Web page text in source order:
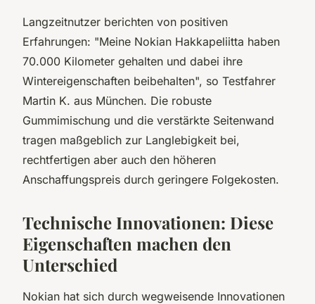
Langzeitnutzer berichten von positiven
Erfahrungen: "Meine Nokian Hakkapeliitta haben
70.000 Kilometer gehalten und dabei ihre
Wintereigenschaften beibehalten", so Testfahrer
Martin K. aus München. Die robuste
Gummimischung und die verstärkte Seitenwand
tragen maßgeblich zur Langlebigkeit bei,
rechtfertigen aber auch den höheren
Anschaffungspreis durch geringere Folgekosten.
Technische Innovationen: Diese
Eigenschaften machen den
Unterschied
Nokian hat sich durch wegweisende Innovationen